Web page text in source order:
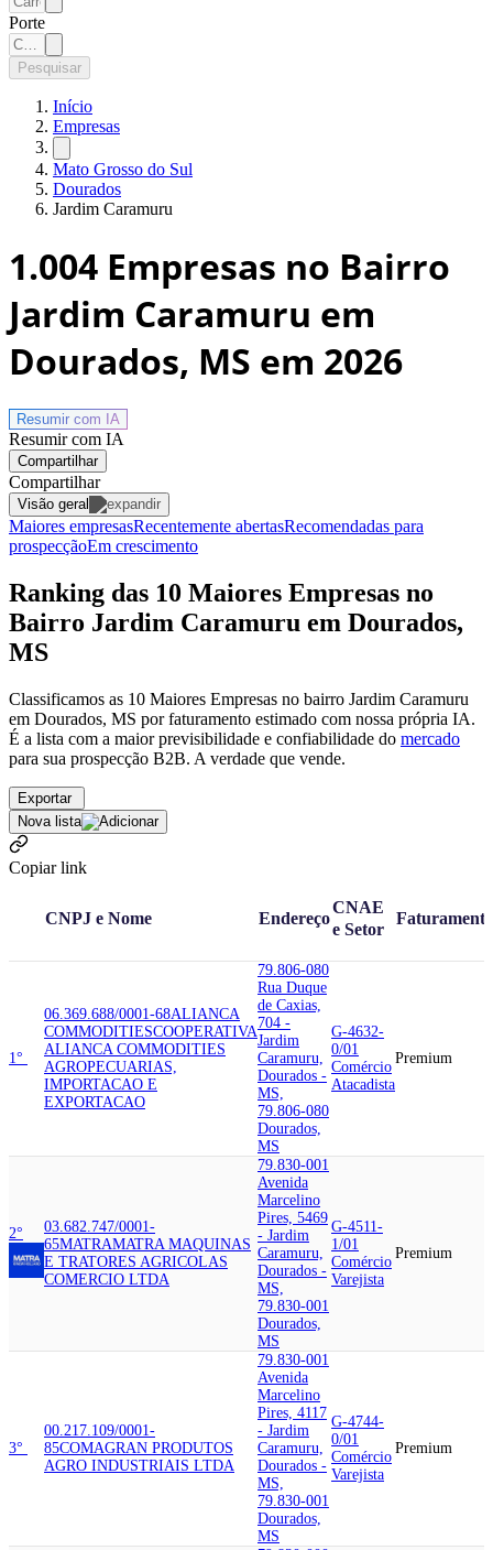
Porte
Pesquisar
Início
Empresas
Mato Grosso do Sul
Dourados
Jardim Caramuru
1.004 Empresas no Bairro
Jardim Caramuru em
Dourados, MS em 2026
Resumir com IA
Resumir com IA
Compartilhar
Compartilhar
Visão geral
Maiores empresasRecentemente abertasRecomendadas para
prospecçãoEm crescimento
Ranking das 10 Maiores Empresas no
Bairro Jardim Caramuru em Dourados,
MS
Classificamos as 10 Maiores Empresas no bairro Jardim Caramuru
em Dourados, MS por faturamento estimado com nossa própria IA.
É a lista com a maior previsibilidade e confiabilidade do mercado
para sua prospecção B2B. A verdade que vende.
Exportar
Nova lista
Copiar link
CNPJ e Nome Endereço
CNAE
e Setor
Faturamento
1°
06.369.688/0001-68ALIANCA
COMMODITIESCOOPERATIVA
ALIANCA COMMODITIES
AGROPECUARIAS,
IMPORTACAO E
EXPORTACAO
79.806-080
Rua Duque
de Caxias,
704 -
Jardim
Caramuru,
Dourados -
MS,
79.806-080
Dourados,
MS
G-4632-
0/01
Comércio
Atacadista
Premium
2°
03.682.747/0001-
65MATRAMATRA MAQUINAS
E TRATORES AGRICOLAS
COMERCIO LTDA
79.830-001
Avenida
Marcelino
Pires, 5469
- Jardim
Caramuru,
Dourados -
MS,
79.830-001
Dourados,
MS
G-4511-
1/01
Comércio
Varejista
Premium
3°
00.217.109/0001-
85COMAGRAN PRODUTOS
AGRO INDUSTRIAIS LTDA
79.830-001
Avenida
Marcelino
Pires, 4117
- Jardim
Caramuru,
Dourados -
MS,
79.830-001
Dourados,
MS
G-4744-
0/01
Comércio
Varejista
Premium